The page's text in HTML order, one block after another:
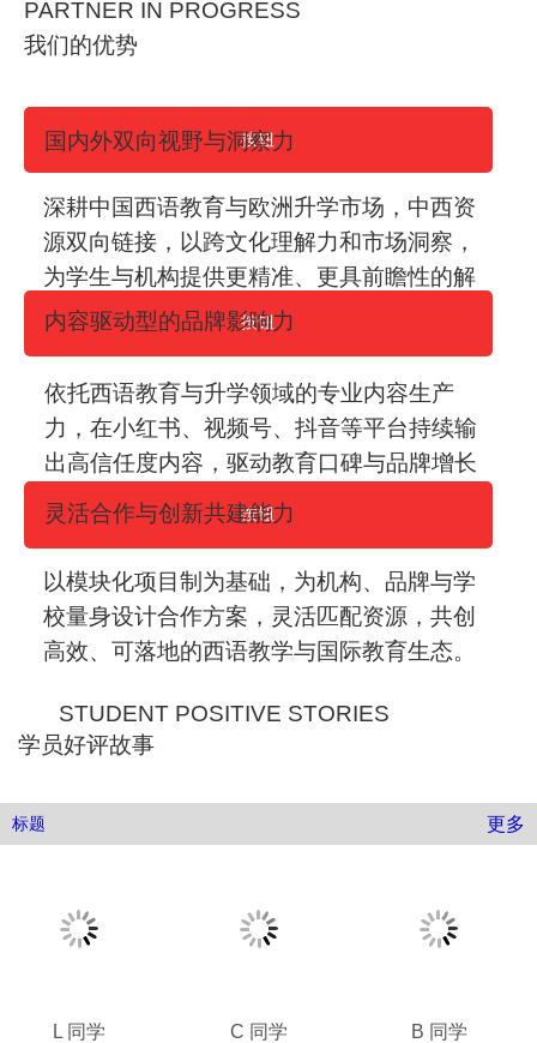
以模块化项目制为基础，为机构、品牌与学
校量身设计合作方案，灵活匹配资源，共创
高效、可落地的西语教学与国际教育生态。
灵活合作与创新共建能力
按钮
依托西语教育与升学领域的专业内容生产
力，在小红书、视频号、抖音等平台持续输
出高信任度内容，驱动教育口碑与品牌增长
的双循环。
内容驱动型的品牌影响力
按钮
我们的优势
PARTNER IN PROGRESS
深耕中国西语教育与欧洲升学市场，中西资
源双向链接，以跨文化理解力和市场洞察，
为学生与机构提供更精准、更具前瞻性的解
决方案。
国内外双向视野与洞察力
按钮
学员好评故事
STUDENT POSITIVE STORIES
标题 更多
L 同学 C 同学 B 同学